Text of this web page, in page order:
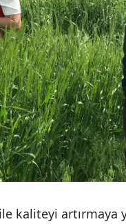
kaliteyi